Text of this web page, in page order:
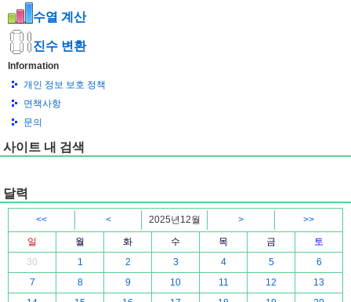
수열 계산
진수 변환
Information
개인 정보 보호 정책
면책사항
문의
사이트 내 검색
달력
<< < 2025년12월 >
>>
일
월 화 수 목 금
토
30
1 2 3 4 5
6
7
8 9 10 11 12
13